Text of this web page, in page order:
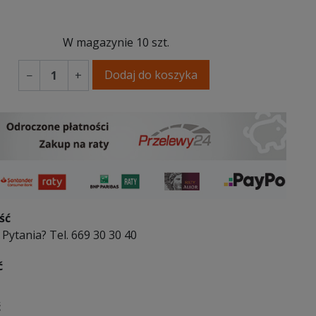
W magazynie 10 szt.
− + Dodaj do koszyka
Tel. 669 30 30 40